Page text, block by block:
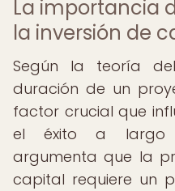
La importancia
la inversión de
Según la teoría
duración de un
factor crucial que
el éxito a largo
argumenta que la
capital requiere un